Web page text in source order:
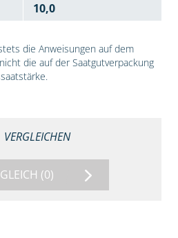
10,0
die Anweisungen auf dem
die auf der Saatgutverpackung
VERGLEICHEN
(0)